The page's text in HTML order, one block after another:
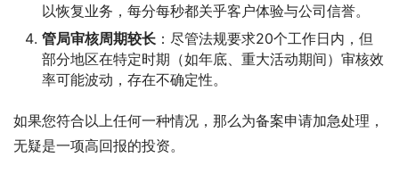
以恢复业务，每分每秒都关乎客户体验与公司信誉。
管局审核周期较长 ：尽管法规要求20个工作日内，但
部分地区在特定时期（如年底、重大活动期间）审核效
率可能波动，存在不确定性。
如果您符合以上任何一种情况，那么为备案申请加急处理，
无疑是一项高回报的投资。